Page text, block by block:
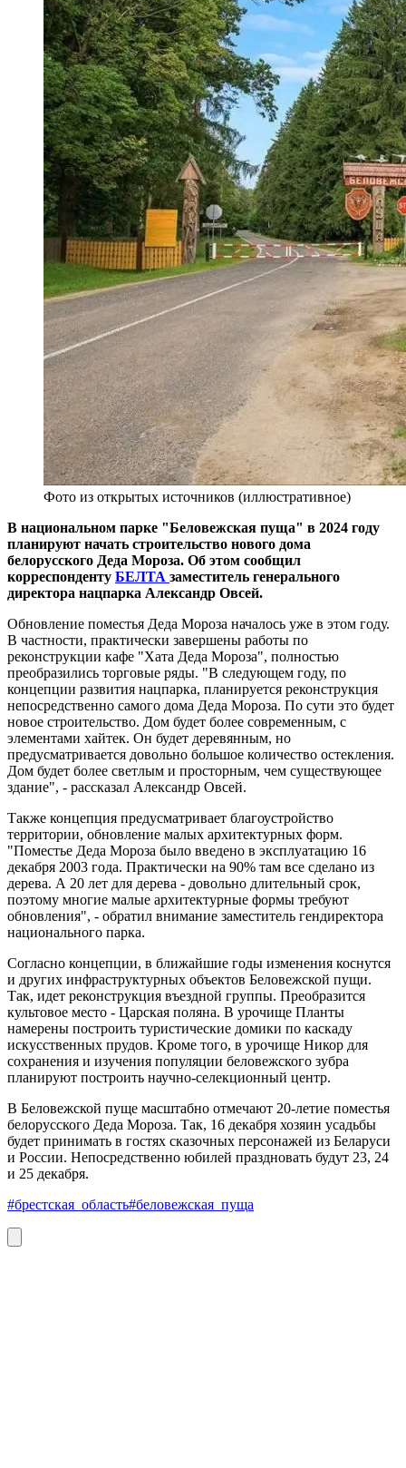
Фото из открытых источников (иллюстративное)
В национальном парке "Беловежская пуща" в 2024 году
планируют начать строительство нового дома
белорусского Деда Мороза. Об этом сообщил
корреспонденту БЕЛТА заместитель генерального
директора нацпарка Александр Овсей.
Обновление поместья Деда Мороза началось уже в этом году.
В частности, практически завершены работы по
реконструкции кафе "Хата Деда Мороза", полностью
преобразились торговые ряды. "В следующем году, по
концепции развития нацпарка, планируется реконструкция
непосредственно самого дома Деда Мороза. По сути это будет
новое строительство. Дом будет более современным, с
элементами хайтек. Он будет деревянным, но
предусматривается довольно большое количество остекления.
Дом будет более светлым и просторным, чем существующее
здание", - рассказал Александр Овсей.
Также концепция предусматривает благоустройство
территории, обновление малых архитектурных форм.
"Поместье Деда Мороза было введено в эксплуатацию 16
декабря 2003 года. Практически на 90% там все сделано из
дерева. А 20 лет для дерева - довольно длительный срок,
поэтому многие малые архитектурные формы требуют
обновления", - обратил внимание заместитель гендиректора
национального парка.
Согласно концепции, в ближайшие годы изменения коснутся
и других инфраструктурных объектов Беловежской пущи.
Так, идет реконструкция въездной группы. Преобразится
культовое место - Царская поляна. В урочище Планты
намерены построить туристические домики по каскаду
искусственных прудов. Кроме того, в урочище Никор для
сохранения и изучения популяции беловежского зубра
планируют построить научно-селекционный центр.
В Беловежской пуще масштабно отмечают 20-летие поместья
белорусского Деда Мороза. Так, 16 декабря хозяин усадьбы
будет принимать в гостях сказочных персонажей из Беларуси
и России. Непосредственно юбилей праздновать будут 23, 24
и 25 декабря.
#брестская_область#беловежская_пуща